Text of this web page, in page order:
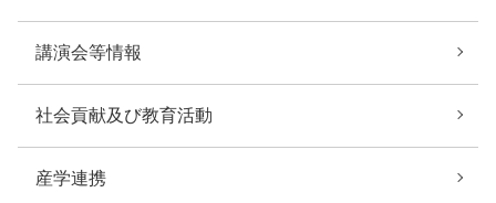
講演会等情報
社会貢献及び教育活動
産学連携